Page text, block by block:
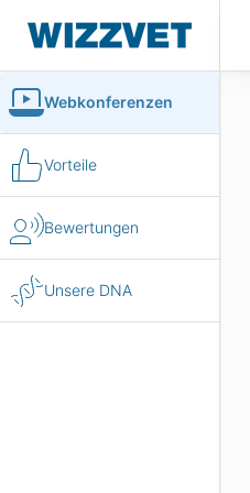
Webkonferenzen
Vorteile
Bewertungen
Unsere DNA